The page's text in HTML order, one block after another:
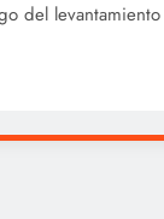
del